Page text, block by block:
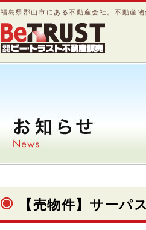
福島県郡山市にある不動産会社。不動産
【売物件】サー